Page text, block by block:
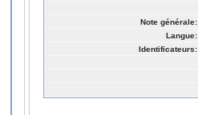
Note générale:
Langue:
Identificateurs: